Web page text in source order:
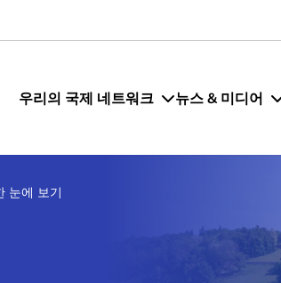
우리의 국제 네트워크 뉴스 & 미디어
눈에 보기